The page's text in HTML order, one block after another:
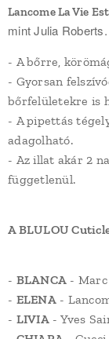
Lancome La Vie
mint Julia Roberts.
- A bőrre,
- Gyorsan
bőrfelületekre is
- A pipettás
adagolható.
- Az illat akár 2
függetlenül.
A BLULOU
- BLANCA - Marc
- ELENA-
- LIVIA- Yves